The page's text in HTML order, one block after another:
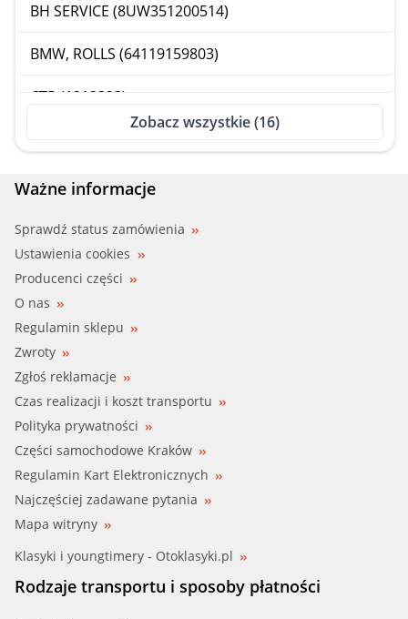
BH SERVICE (8UW351200514)
BMW, ROLLS (64119159803)
CTR (1212323)
FISPA (42116)
FRIGAIR (43130199)
MAHLE (AVE25000P)
MAHLE (AVE25000S)
MEATDORIA (K42116)
NRF (38516)
OSSCA (33593)
Zobacz wszystkie (16)
Ważne informacje
Sprawdź status zamówienia
Ustawienia cookies
Producenci części
O nas
Regulamin sklepu
Zwroty
Zgłoś reklamacje
Czas realizacji i koszt transportu
Polityka prywatności
Części samochodowe Kraków
Regulamin Kart Elektronicznych
Najczęściej zadawane pytania
Mapa witryny
Klasyki i youngtimery - Otoklasyki.pl
Rodzaje transportu i sposoby płatności